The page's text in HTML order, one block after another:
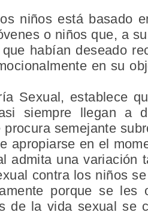
niños está basado
o niños que, a
habían deseado
en su
Sexual, establece
siempre llegan a
semejante
apropiarse en el
admita una variación
contra los niños
porque se les
de la vida sexual se